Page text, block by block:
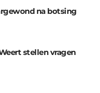
na botsing
stellen vragen